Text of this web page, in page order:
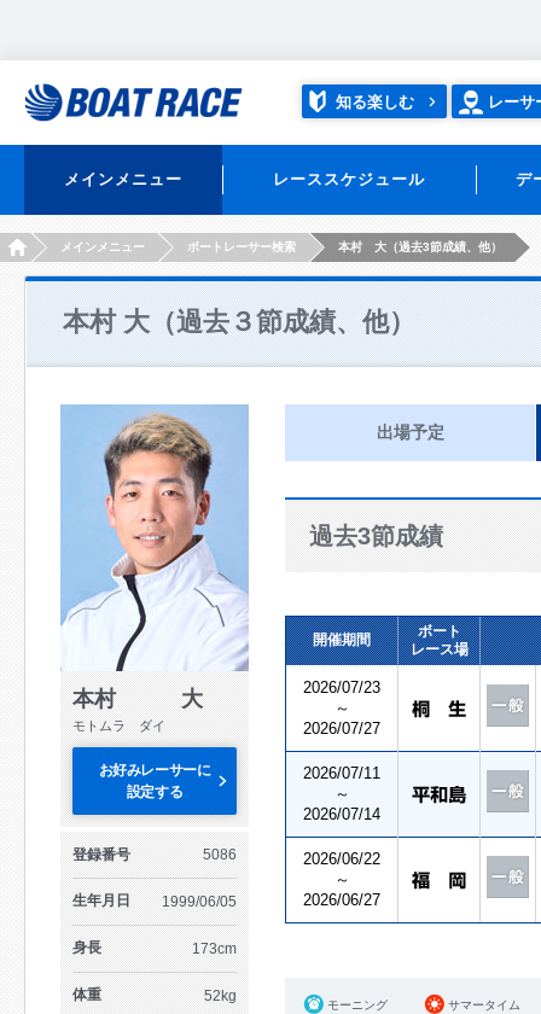
知る楽しむ レーサ
メインメニュー レーススケジュール デ
HOMEメインメニュー ボートレーサー検索 本村 大（過去3節成績、他）
本村 大（過去３節成績、他）
本村 大
モトムラ ダイ
お好みレーサーに
設定する
登録番号 5086
生年月日 1999/06/05
身長 173cm
体重 52kg
出場予定
過去3節成績
開催期間
ボート
レース場
2026/07/23
～
2026/07/27
2026/07/11
～
2026/07/14
2026/06/22
～
2026/06/27
モーニング サマータイム